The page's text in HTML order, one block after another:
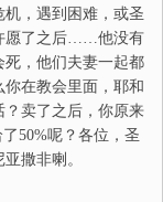
，遇到困难，或圣
愿了之后……他没有
，他们夫妻一起都
在教会里面，耶和
卖了之后，你原来
了50%呢？各位，圣
撒非喇。